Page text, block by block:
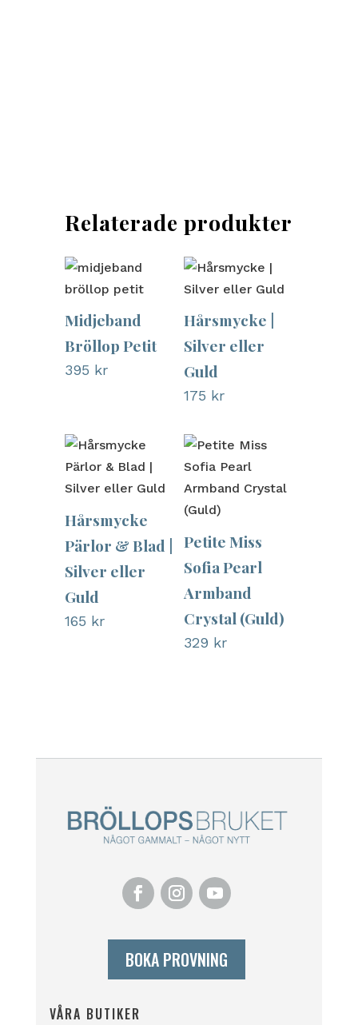
Relaterade produkter
Midjeband
Bröllop Petit
395 kr
Hårsmycke |
Silver eller
Guld
175 kr
Hårsmycke
Pärlor & Blad |
Silver eller
Guld
165 kr
Petite Miss
Sofia Pearl
Armband
Crystal (Guld)
329 kr
BOKA PROVNING
VÅRA BUTIKER